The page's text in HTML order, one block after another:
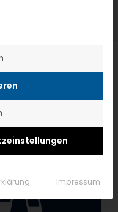
Impressum